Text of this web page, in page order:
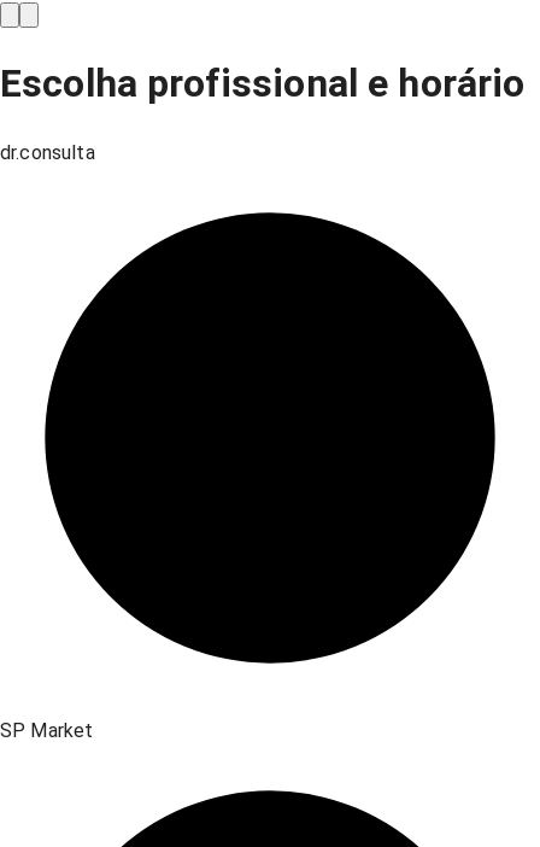
Escolha profissional e horário
dr.consulta
SP Market